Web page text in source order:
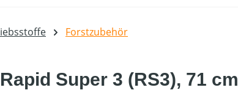
Forstzubehör
Super 3 (RS3), 71 cm